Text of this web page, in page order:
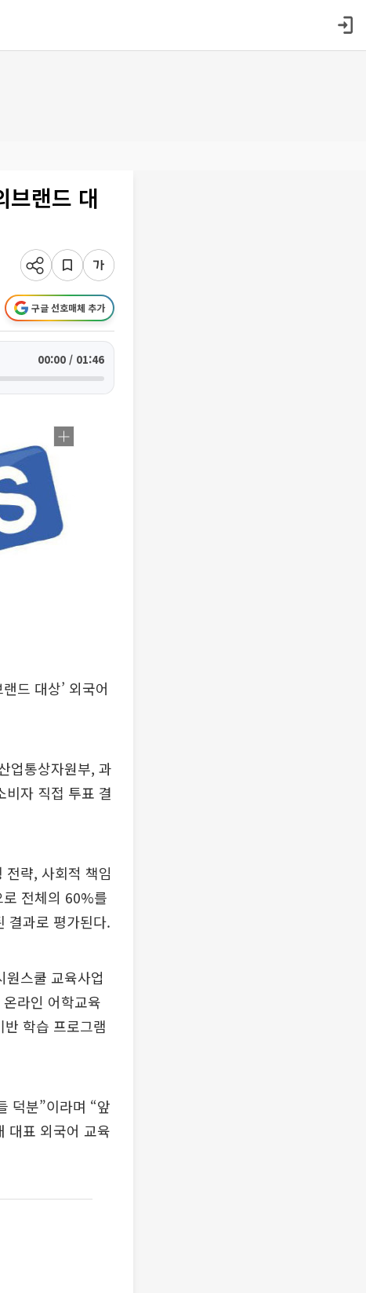
브랜드 대
구글 선호매체 추가
00:00 / 01:46
드 대상’ 외국어
업통상자원부, 과
자 직접 투표 결
전략, 사회적 책임
전체의 60%를
결과로 평가된다.
스쿨 교육사업
라인 어학교육
학습 프로그램
덕분”이라며 “앞
대표 외국어 교육